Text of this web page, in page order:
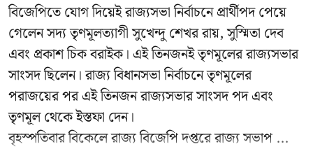
বিজেপিতে যোগ দিয়েই রাজ্যসভা নির্বাচনে প্রার্থীপদ পেয়ে
গেলেন সদ্য তৃণমূলত্যাগী সুখেন্দু শেখর রায়, সুস্মিতা দেব
এবং প্রকাশ চিক বরাইক। এই তিনজনই তৃণমূলের রাজ্যসভার
সাংসদ ছিলেন। রাজ্য বিধানসভা নির্বাচনে তৃণমূলের
পরাজয়ের পর এই তিনজন রাজ্যসভার সাংসদ পদ এবং
তৃণমূল থেকে ইস্তফা দেন।
বৃহস্পতিবার বিকেলে রাজ্য বিজেপি দপ্তরেরাজ্য সভাপ ...